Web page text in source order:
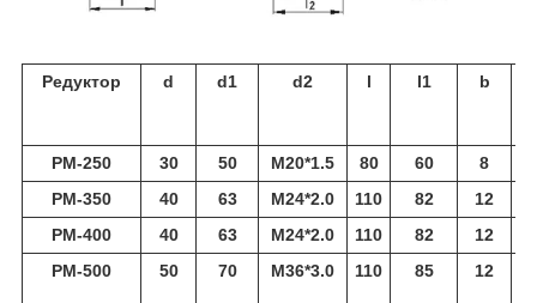
Редуктор d d1 d2 l l1 b
РМ-250 30 50 M20*1.5 80 60 8
РМ-350
40 63 M24*2.0 110 82 12
РМ-400
40 63 M24*2.0 110 82 12
РМ-500
50 70 M36*3.0 110 85 12